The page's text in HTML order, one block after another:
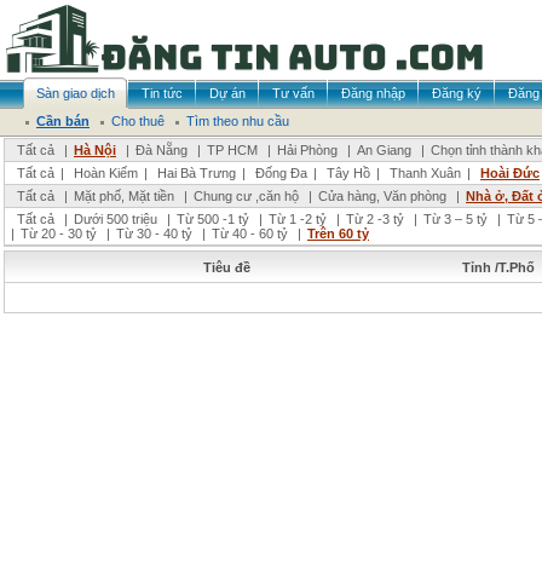
Sàn giao dịch Tin tức Dự án Tư vấn Đăng nhập Đăng ký
Đăng
Cần bán
Cho thuê
Tìm theo nhu cầu
Tất cả
| Hà Nội | Đà Nẵng | TP HCM | Hải Phòng | An Giang | Chọn tỉnh thành
Tất cả | Hoàn Kiếm | Hai Bà Trưng | Đống Đa | Tây Hồ | Thanh Xuân |
Hoài Đức
Tất cả
| Mặt phố, Mặt tiền | Chung cư ,căn hộ | Cửa hàng, Văn phòng | Nhà ở, Đất
Tất cả
| Dưới 500 triệu | Từ 500 -1 tỷ | Từ 1 -2 tỷ | Từ 2 -3 tỷ | Từ 3 – 5 tỷ | Từ 5
| Từ 20 - 30 tỷ | Từ 30 - 40 tỷ | Từ 40 - 60 tỷ | Trên 60 tỷ
Tiêu đề Tỉnh /T.Phố